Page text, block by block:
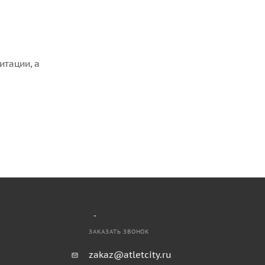
а
ЗАКАЗАТЬ ЗВОНОК
zakaz@atletcity.ru